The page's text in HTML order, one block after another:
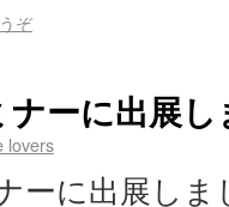
ぞ
ーに出展
lovers
ーに出展しま